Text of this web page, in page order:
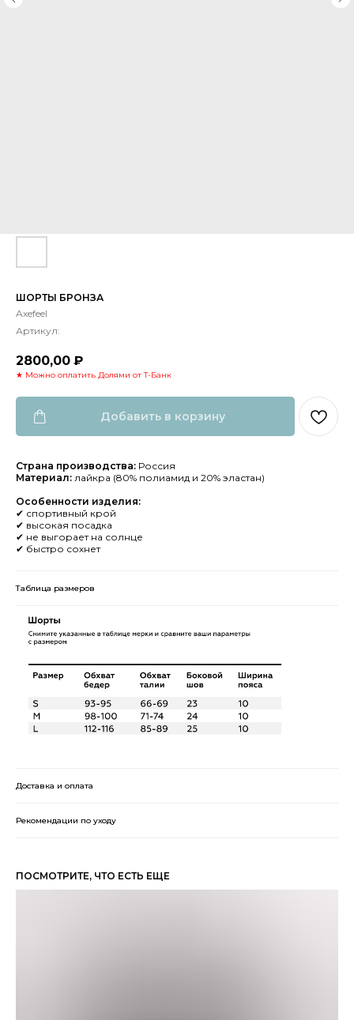
ШОРТЫ БРОНЗА
Axefeel
Артикул:
2800,00 ₽
★ Можно оплатить Долями от Т-Банк
Добавить в корзину
Страна производства: Россия
Материал: лайкра (80% полиамид и 20% эластан)
Особенности изделия:
✔ спортивный крой
✔ высокая посадка
✔ не выгорает на солнце
✔ быстро сохнет
Таблица размеров
Доставка и оплата
Рекомендации по уходу
ПОСМОТРИТЕ, ЧТО ЕСТЬ ЕЩЕ